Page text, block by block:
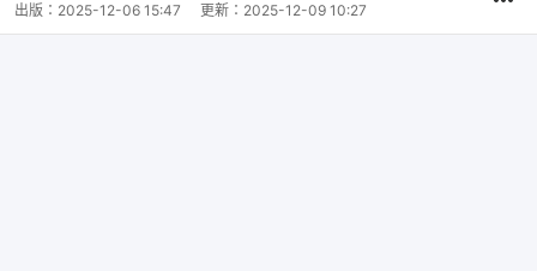
出版： 2025-12-06 15:47 更新： 2025-12-09 10:27